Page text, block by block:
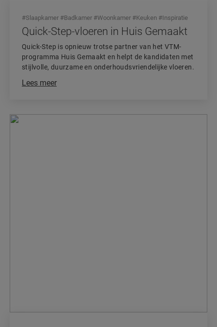
Quick-Step-vloeren in Huis Gemaakt
Quick-Step is opnieuw trotse partner van het VTM-
programma Huis Gemaakt en helpt de kandidaten met
stijlvolle, duurzame en onderhoudsvriendelijke vloeren.
Lees meer
#Slaapkamer #Badkamer #Woonkamer #Keuken #Inspiratie